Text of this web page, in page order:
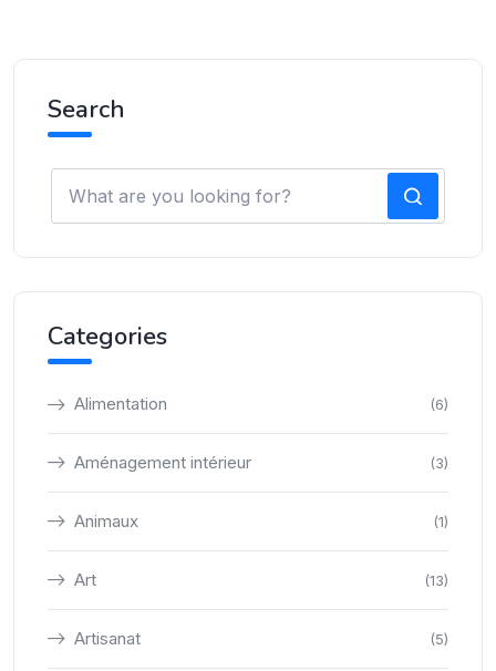
Search
Categories
Alimentation (6)
Aménagement intérieur (3)
Animaux (1)
Art (13)
Artisanat (5)